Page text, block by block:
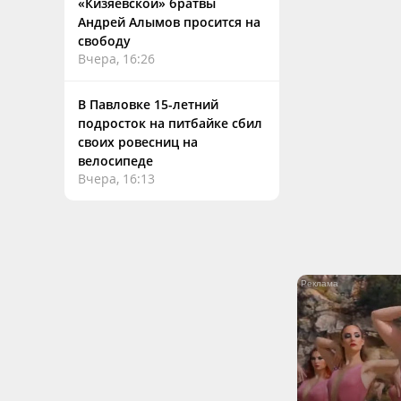
Андрей Алымов просится на
свободу
Вчера, 16:26
В Павловке 15-летний
подросток на питбайке сбил
своих ровесниц на
велосипеде
Вчера, 16:13